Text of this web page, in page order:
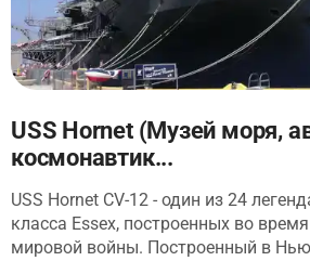
USS Hornet (Музей моря,
космонавтик...
USS Hornet CV-12 - один из 24
класса Essex, построенных во
мировой войны. Построенный в